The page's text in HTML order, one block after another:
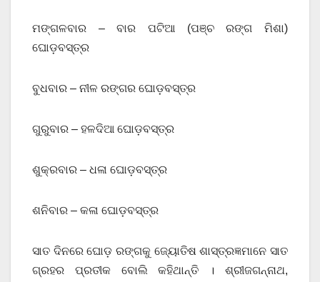
ମଙ୍ଗଳବାର – ବାର ପଟିଆ (ପଞ୍ଚ ରଙ୍ଗ ମିଶା)
ଘୋଡ଼ବସ୍ତ୍ର
ବୁଧବାର – ନୀଳ ରଙ୍ଗର ଘୋଡ଼ବସ୍ତ୍ର
ଗୁରୁବାର – ହଳଦିଆ ଘୋଡ଼ବସ୍ତ୍ର
ଶୁକ୍ରବାର – ଧଳା ଘୋଡ଼ବସ୍ତ୍ର
ଶନିବାର – କଳା ଘୋଡ଼ବସ୍ତ୍ର
ସାତ ଦିନରେ ଘୋଡ଼ ରଙ୍ଗକୁ ଜ୍ୟୋତିଷ ଶାସ୍ତ୍ରଜ୍ଞମାନେ ସାତ
ଗ୍ରହର ପ୍ରତୀକ ବୋଲି କହିଥାନ୍ତି । ଶ୍ରୀଜଗନ୍ନାଥ,